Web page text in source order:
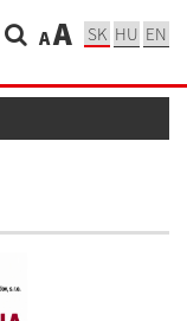
AA SK HU EN